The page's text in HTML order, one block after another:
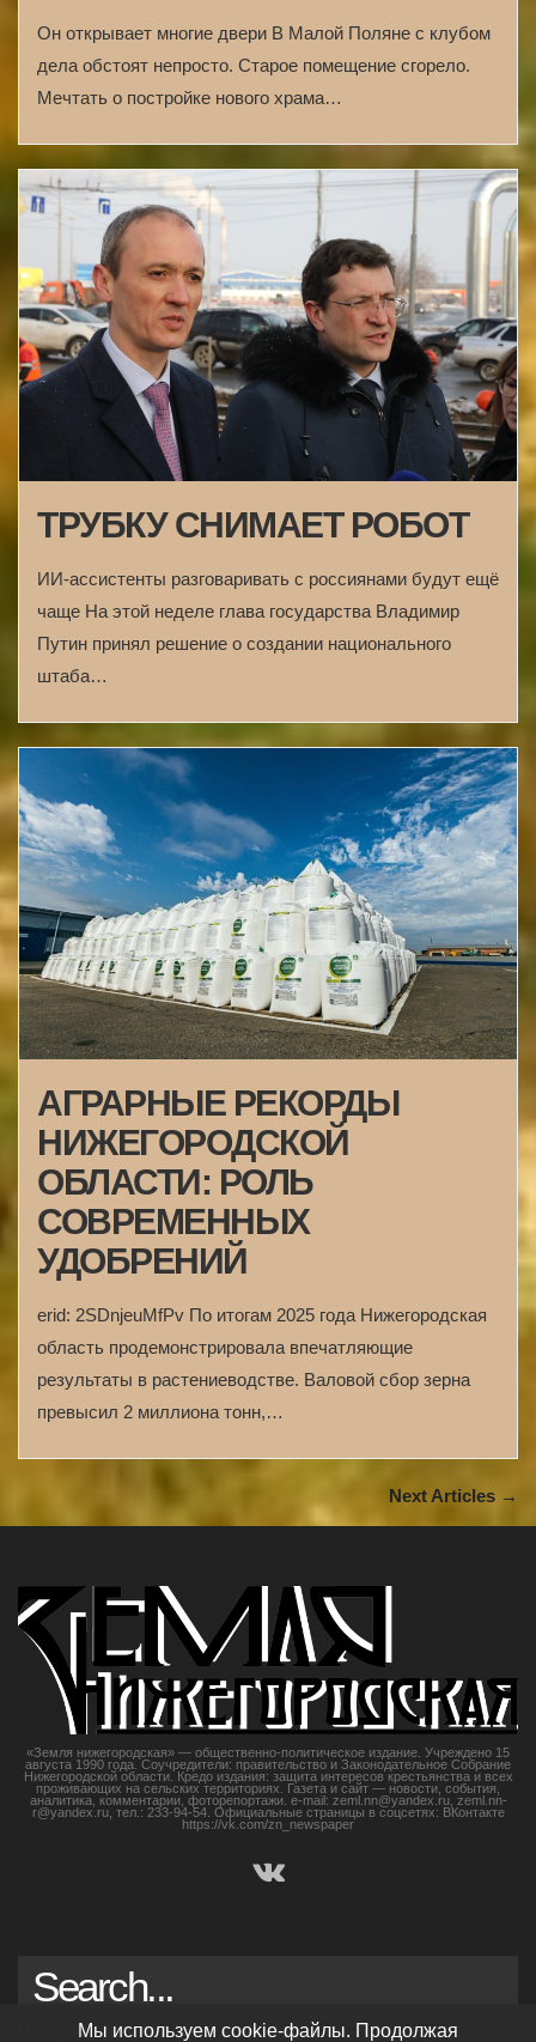
Он открывает многие двери В Малой Поляне с клубом
дела обстоят непросто. Старое помещение сгорело.
Мечтать о постройке нового храма…
ТРУБКУ СНИМАЕТ РОБОТ
ИИ-ассистенты разговаривать с россиянами будут ещё
чаще На этой неделе глава государства Владимир
Путин принял решение о создании национального
штаба…
АГРАРНЫЕ РЕКОРДЫ
НИЖЕГОРОДСКОЙ
ОБЛАСТИ: РОЛЬ
СОВРЕМЕННЫХ
УДОБРЕНИЙ
erid: 2SDnjeuMfPv По итогам 2025 года Нижегородская
область продемонстрировала впечатляющие
результаты в растениеводстве. Валовой сбор зерна
превысил 2 миллиона тонн,…
Next Articles →
«Земля нижегородская» — общественно-политическое издание. Учреждено 15
августа 1990 года. Соучредители: правительство и Законодательное Собрание
Нижегородской области. Кредо издания: защита интересов крестьянства и всех
проживающих на сельских территориях. Газета и сайт — новости, события,
аналитика, комментарии, фоторепортажи. e-mail: zeml.nn@yandex.ru, zeml.nn-
r@yandex.ru, тел.: 233-94-54. Официальные страницы в соцсетях: ВКонтакте
https://vk.com/zn_newspaper
Политика конфиденциальности
Мы используем cookie-файлы. Продолжая